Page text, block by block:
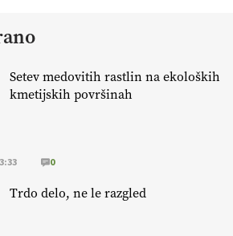
Setev medovitih rastlin na ekoloških
kmetijskih površinah
0
Trdo delo, ne le razgled